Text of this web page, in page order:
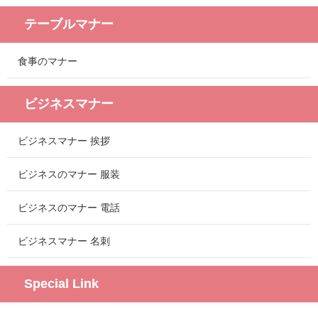
テーブルマナー
食事のマナー
ビジネスマナー
ビジネスマナー 挨拶
ビジネスのマナー 服装
ビジネスのマナー 電話
ビジネスマナー 名刺
Special Link